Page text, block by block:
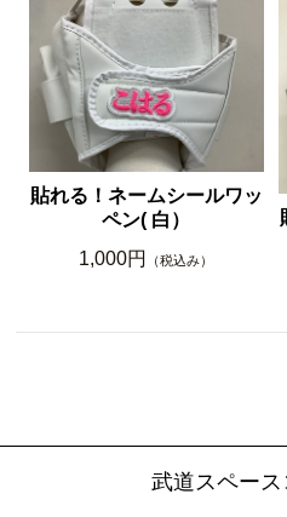
貼れる！ネームシールワッ
ペン( 白）
1,000円
（税込み）
武道スペース